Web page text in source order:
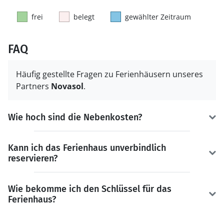
frei belegt gewählter Zeitraum
FAQ
Häufig gestellte Fragen zu Ferienhäusern unseres
Partners Novasol.
Wie hoch sind die Nebenkosten?
Kann ich das Ferienhaus unverbindlich
reservieren?
Wie bekomme ich den Schlüssel für das
Ferienhaus?